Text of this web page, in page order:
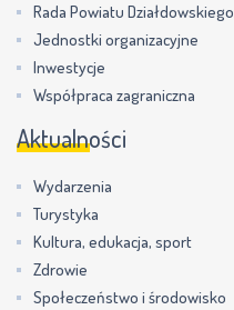
Rada Powiatu Działdowskiego
Jednostki organizacyjne
Inwestycje
Współpraca zagraniczna
Aktualności
Wydarzenia
Turystyka
Kultura, edukacja, sport
Zdrowie
Społeczeństwo i środowisko